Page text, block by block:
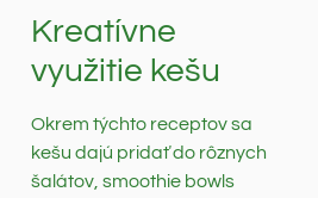
Kreatívne
využitie kešu
Okrem týchto receptov sa
kešu dajú pridať do rôznych
šalátov, smoothie bowls